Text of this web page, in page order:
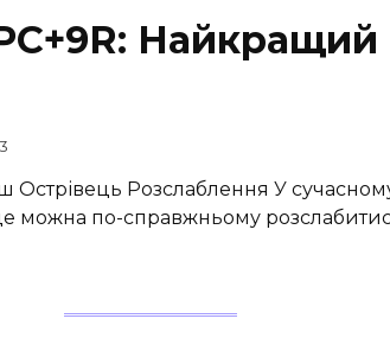
Острівець Розслаблення У
можна по-справжньому